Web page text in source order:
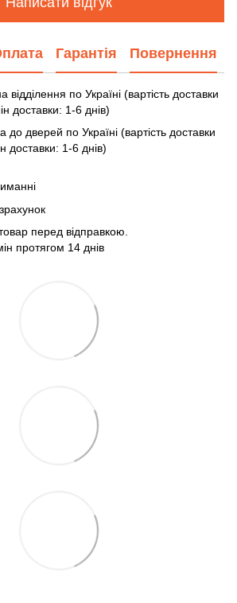
Гарантія Повернення
по Україні (вартість доставки
доставки: 1-6 днів)
до дверей по Україні (вартість доставки
доставки: 1-6 днів)
перед відправкою.
протягом 14 днів